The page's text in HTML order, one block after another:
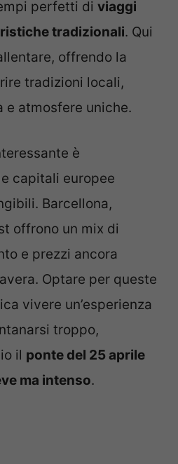
perfetti di viaggi
tradizionali. Qui
offrendo la
tradizioni locali,
e atmosfere uniche.
è
capitali europee
Barcellona,
offrono un mix di
e prezzi ancora
Optare per queste
vivere un’esperienza
troppo,
il ponte del 25 aprile
ma intenso.